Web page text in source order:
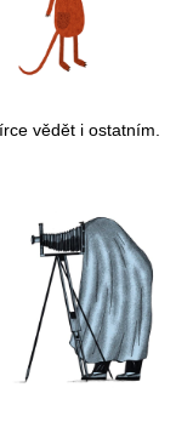
vědět i ostatním.